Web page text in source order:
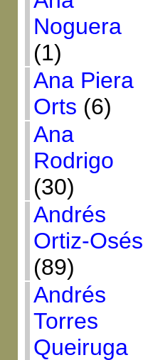
Noguera
(1)
Ana Piera
Orts (6)
Ana
Rodrigo
(30)
Andrés
Ortiz-Osés
(89)
Andrés
Torres
Queiruga